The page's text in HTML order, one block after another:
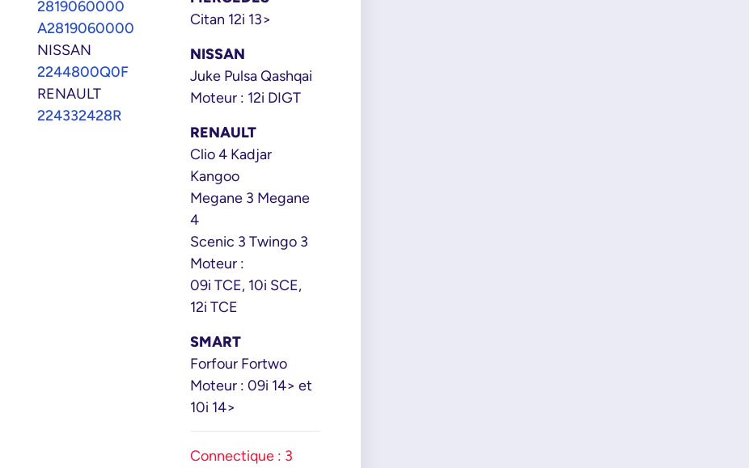
2819060000
A2819060000
NISSAN
2244800Q0F
RENAULT
224332428R
Citan 12i 13>
NISSAN
Juke Pulsa Qashqai
Moteur : 12i DIGT
RENAULT
Clio 4 Kadjar
Kangoo
Megane 3 Megane
4
Scenic 3 Twingo 3
Moteur :
09i TCE, 10i SCE,
12i TCE
SMART
Forfour Fortwo
Moteur : 09i 14> et
10i 14>
Connectique : 3